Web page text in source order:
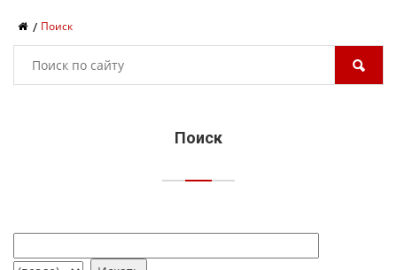
Поиск
Поиск